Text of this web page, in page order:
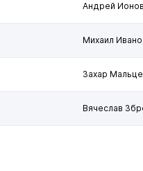
Андрей Ионов
Михаил
Захар
Вячеслав